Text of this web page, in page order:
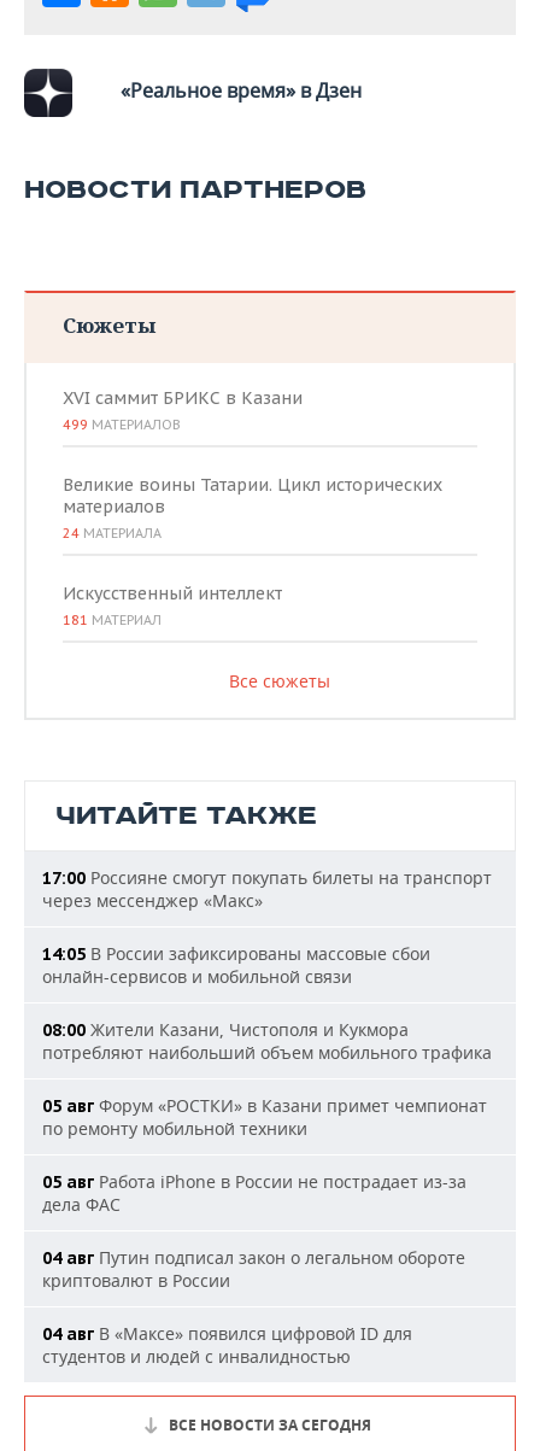
ФИГУРНОЕ КАТАНИЕ
ВОДНЫЕ ВИДЫ СПОРТА
ХОККЕЙ С МЯЧОМ
МЕДИЦИНА
ОБРАЗОВАНИЕ
ПРОИСШЕСТВИЯ
«Реальное время» в Дзен
НОВОСТИ ПАРТНЕРОВ
Сюжеты
XVI саммит БРИКС в Казани
499 МАТЕРИАЛОВ
Великие воины Татарии. Цикл исторических
материалов
24 МАТЕРИАЛА
Искусственный интеллект
181 МАТЕРИАЛ
Все сюжеты
ЧИТАЙТЕ ТАКЖЕ
17:00 Россияне смогут покупать билеты на транспорт
через мессенджер «Макс»
14:05 В России зафиксированы массовые сбои
онлайн-сервисов и мобильной связи
08:00 Жители Казани, Чистополя и Кукмора
потребляют наибольший объем мобильного трафика
05 авг Форум «РОСТКИ» в Казани примет чемпионат
по ремонту мобильной техники
05 авг Работа iPhone в России не пострадает из-за
дела ФАС
04 авг Путин подписал закон о легальном обороте
криптовалют в России
04 авг В «Максе» появился цифровой ID для
студентов и людей с инвалидностью
ВСЕ НОВОСТИ ЗА СЕГОДНЯ